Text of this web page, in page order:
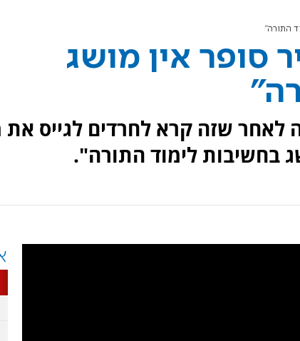
התורה"
סופר אין מושג
לאחר שזה קרא לחרדים לגייס את
בחשיבות לימוד התורה".